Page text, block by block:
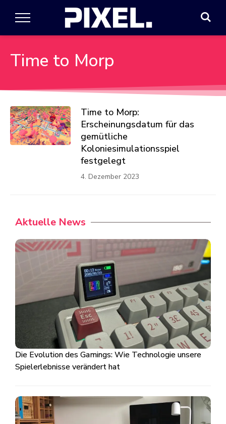
Time to Morp
Time to Morp:
Erscheinungsdatum für das
gemütliche
Koloniesimulationsspiel
festgelegt
4. Dezember 2023
Aktuelle News
Die Evolution des Gamings: Wie Technologie unsere
Spielerlebnisse verändert hat